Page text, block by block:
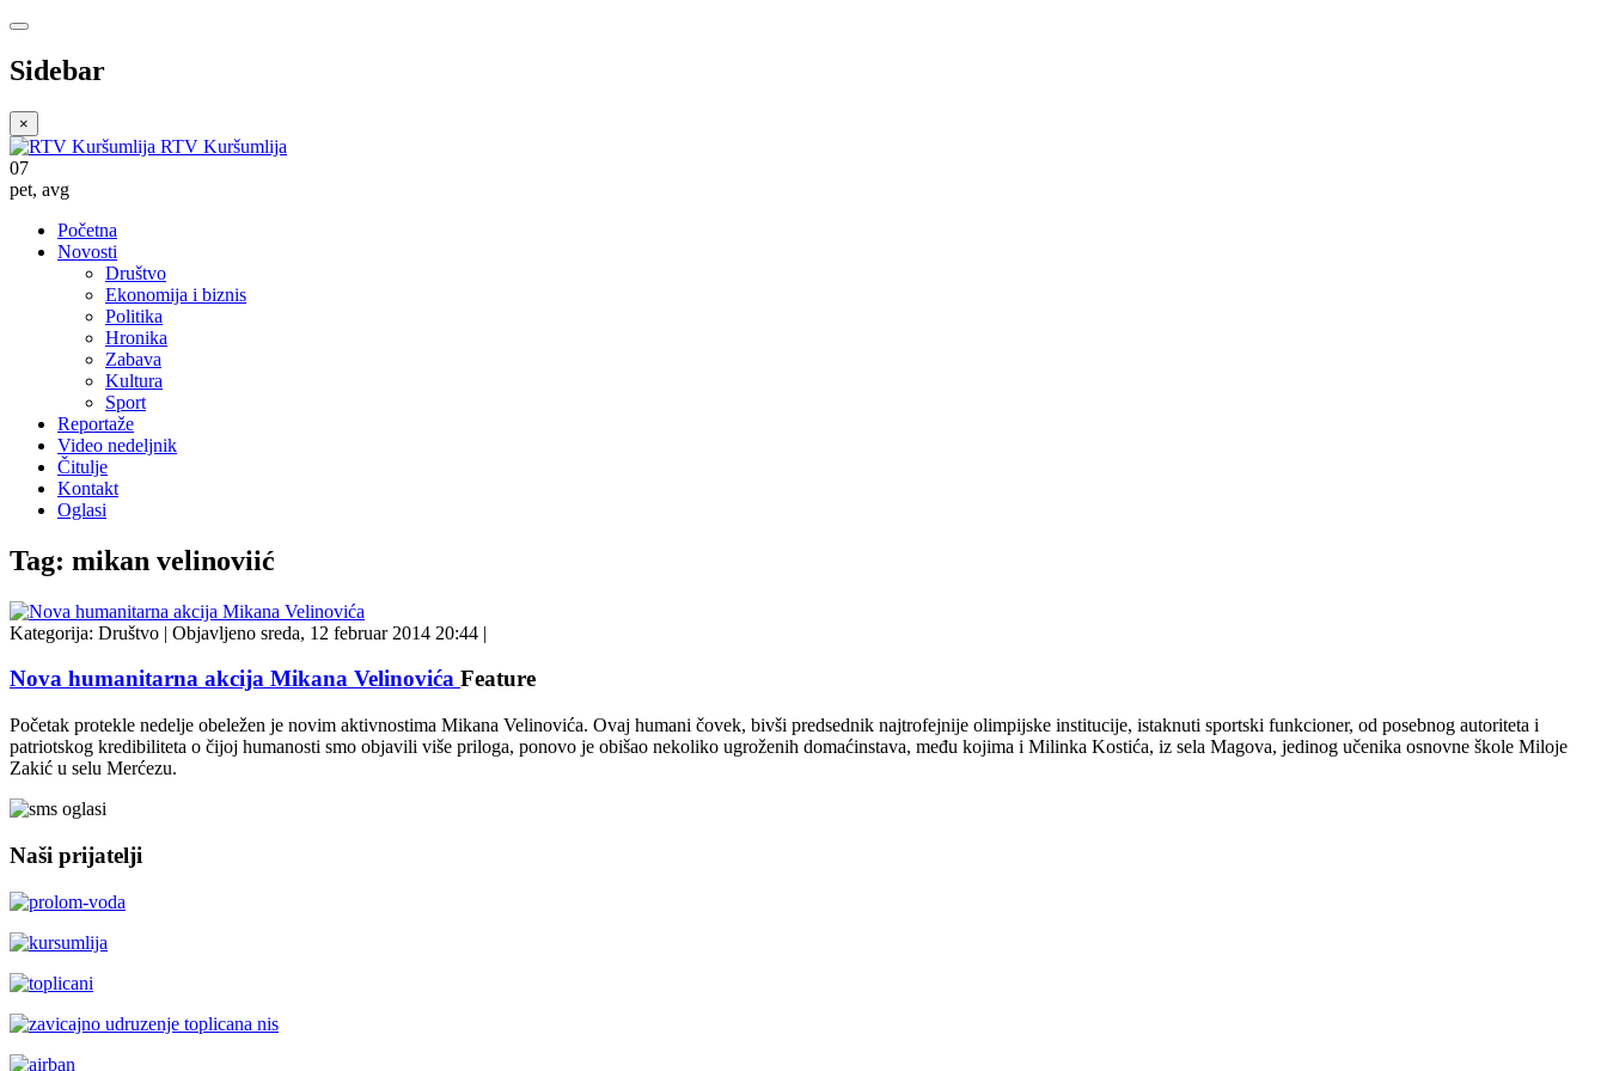
Sidebar
×
RTV Kuršumlija
07
pet, avg
Početna
Novosti
Društvo
Ekonomija i biznis
Politika
Hronika
Zabava
Kultura
Sport
Reportaže
Video nedeljnik
Čitulje
Kontakt
Oglasi
Tag: mikan velinoviić
Kategorija: Društvo | Objavljeno sreda, 12 februar 2014 20:44 |
Nova humanitarna akcija Mikana Velinovića Feature
Početak protekle nedelje obeležen je novim aktivnostima Mikana Velinovića. Ovaj humani čovek, bivši predsednik najtrofejnije olimpijske institucije, istaknuti sportski funkcioner, od posebnog autoriteta i
patriotskog kredibiliteta o čijoj humanosti smo objavili više priloga, ponovo je obišao nekoliko ugroženih domaćinstava, među kojima i Milinka Kostića, iz sela Magova, jedinog učenika osnovne škole Miloje
Zakić u selu Merćezu.
Naši prijatelji